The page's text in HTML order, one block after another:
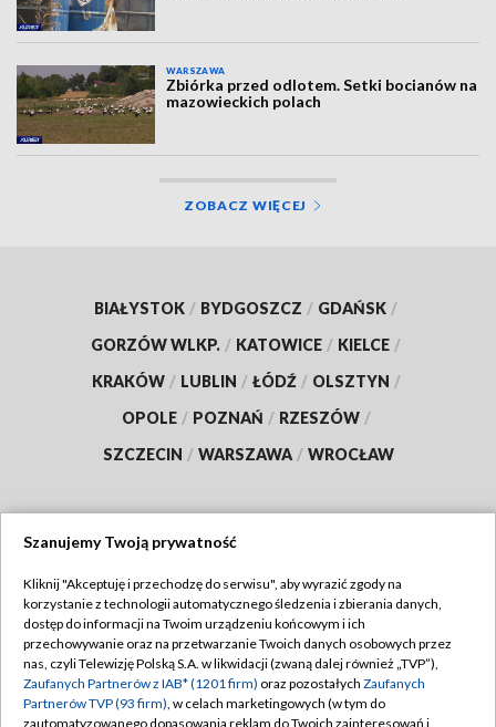
WARSZAWA
Zbiórka przed odlotem. Setki bocianów na
mazowieckich polach
ZOBACZ WIĘCEJ
BIAŁYSTOK / BYDGOSZCZ / GDAŃSK /
GORZÓW WLKP. / KATOWICE / KIELCE /
KRAKÓW / LUBLIN / ŁÓDŹ / OLSZTYN /
OPOLE / POZNAŃ / RZESZÓW /
SZCZECIN / WARSZAWA / WROCŁAW
TVP
Abonament TVP
Emisja w TVP
Centrum informacji TVP
Regulamin TVP
Polityka prywatności
Moje zgody
Szanujemy Twoją prywatność
Kliknij "Akceptuję i przechodzę do serwisu", aby wyrazić zgody na
korzystanie z technologii automatycznego śledzenia i zbierania danych,
dostęp do informacji na Twoim urządzeniu końcowym i ich
przechowywanie oraz na przetwarzanie Twoich danych osobowych przez
nas, czyli Telewizję Polską S.A. w likwidacji (zwaną dalej również „TVP”),
Zaufanych Partnerów z IAB* (1201 firm) oraz pozostałych Zaufanych
Partnerów TVP (93 firm), w celach marketingowych (w tym do
zautomatyzowanego dopasowania reklam do Twoich zainteresowań i